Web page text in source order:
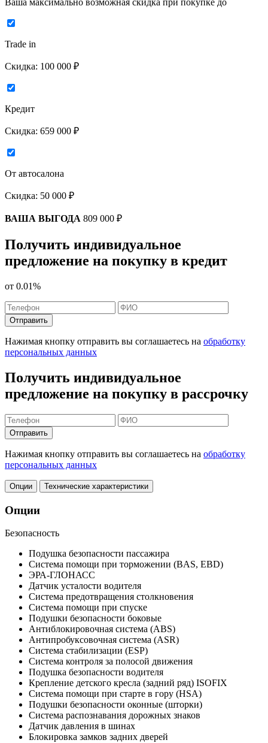
Ваша максимально возможная скидка при покупке до
Trade in
Скидка: 100 000 ₽
Кредит
Скидка: 659 000 ₽
От автосалона
Скидка: 50 000 ₽
ВАША ВЫГОДА 809 000 ₽
Получить индивидуальное
предложение на покупку в кредит
от 0.01%
Отправить
Нажимая кнопку отправить вы соглашаетесь на обработку
персональных данных
Получить индивидуальное
предложение на покупку в рассрочку
Отправить
Нажимая кнопку отправить вы соглашаетесь на обработку
персональных данных
Опции Технические характеристики
Опции
Безопасность
Подушка безопасности пассажира
Система помощи при торможении (BAS, EBD)
ЭРА-ГЛОНАСС
Датчик усталости водителя
Система предотвращения столкновения
Система помощи при спуске
Подушки безопасности боковые
Антиблокировочная система (ABS)
Антипробуксовочная система (ASR)
Система стабилизации (ESP)
Система контроля за полосой движения
Подушка безопасности водителя
Крепление детского кресла (задний ряд) ISOFIX
Система помощи при старте в гору (HSA)
Подушки безопасности оконные (шторки)
Система распознавания дорожных знаков
Датчик давления в шинах
Блокировка замков задних дверей